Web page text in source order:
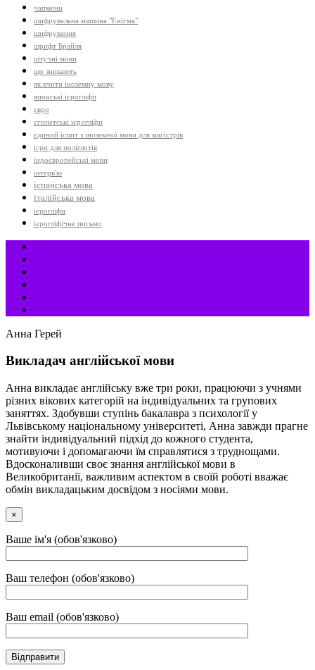
чапмени
шифрувальна машина "Енігма"
шифрування
шрифт Брайля
штучні мови
що зникають
як вчити іноземну мову
японські ієрогліфи
євро
єгипетські ієрогліфи
єдиний іспит з іноземної мови для магістрів
ігри для поліглотів
індоєвропейські мови
інтерв'ю
іспанська мова
італійська мова
ієрогліфи
ієрогліфічне письмо
Анна Герей
Викладач англійської мови
Анна викладає англійську вже три роки, працюючи з учнями
різних вікових категорій на індивідуальних та групових
заняттях. Здобувши ступінь бакалавра з психології у
Львівському національному університеті, Анна завжди прагне
знайти індивідуальний підхід до кожного студента,
мотивуючи і допомагаючи їм справлятися з труднощами.
Вдосконаливши своє знання англійської мови в
Великобританії, важливим аспектом в своїй роботі вважає
обмін викладацьким досвідом з носіями мови.
×
Ваше ім'я (обов'язково)
Ваш телефон (обов'язково)
Ваш email (обов'язково)